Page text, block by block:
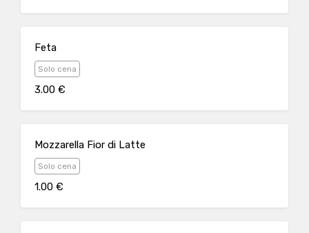
Feta
Solo cena
3.00 €
Mozzarella Fior di Latte
Solo cena
1.00 €